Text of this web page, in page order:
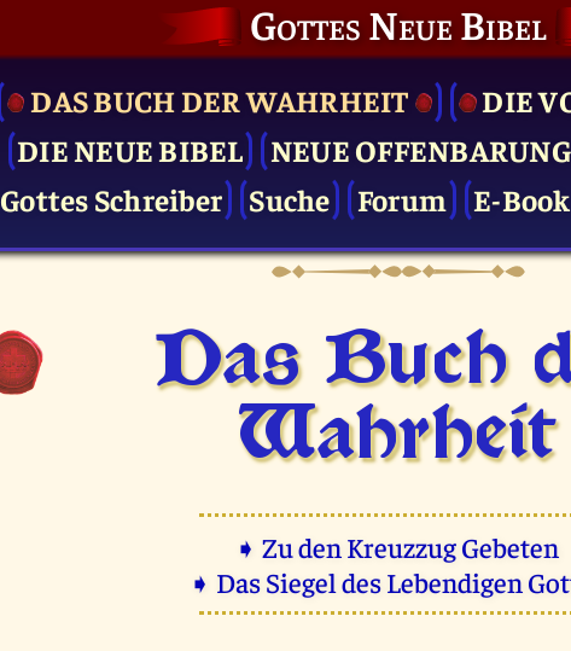
Gottes Neue Bibel
DAS BUCH DER WAHRHEIT
DIE
DIE NEUE BIBEL
NEUE
Gottes Schreiber
Suche Forum E-Book
Das Buch
Wahrheit
➧ Zu den Kreuzzug Gebeten
➧ Das Siegel des Lebendigen